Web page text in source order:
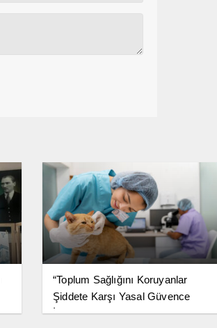
“Toplum Sağlığını Koruyanlar
Şiddete Karşı Yasal Güvence
İstiyor”